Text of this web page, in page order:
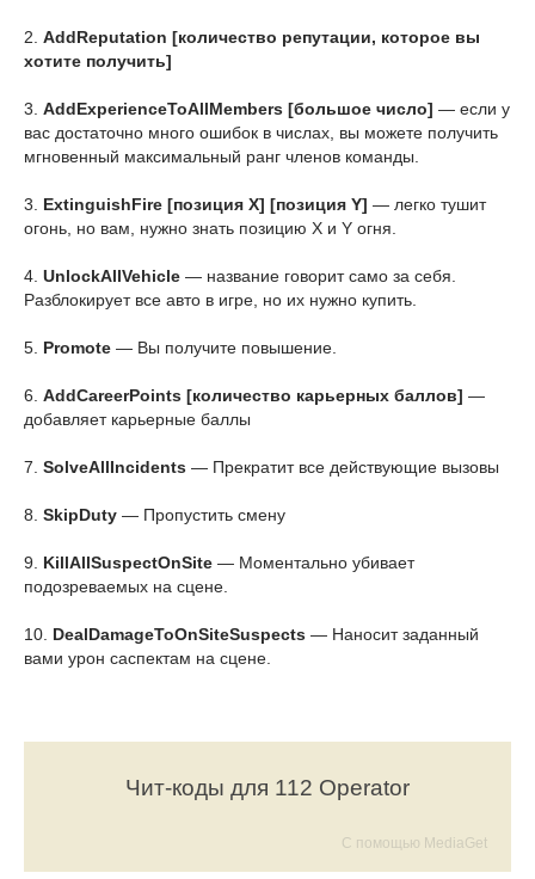
2. AddReputation [количество репутации, которое вы
хотите получить]
3. AddExperienceToAllMembers [большое число] — если у
вас достаточно много ошибок в числах, вы можете получить
мгновенный максимальный ранг членов команды.
3. ExtinguishFire [позиция X] [позиция Y] — легко тушит
огонь, но вам, нужно знать позицию X и Y огня.
4. UnlockAllVehicle — название говорит само за себя.
Разблокирует все авто в игре, но их нужно купить.
5. Promote — Вы получите повышение.
6. AddCareerPoints [количество карьерных баллов] —
добавляет карьерные баллы
7. SolveAllIncidents — Прекратит все действующие вызовы
8. SkipDuty — Пропустить смену
9. KillAllSuspectOnSite — Моментально убивает
подозреваемых на сцене.
10. DealDamageToOnSiteSuspects — Наносит заданный
вами урон саспектам на сцене.
Чит-коды для 112 Operator
С помощью MediaGet